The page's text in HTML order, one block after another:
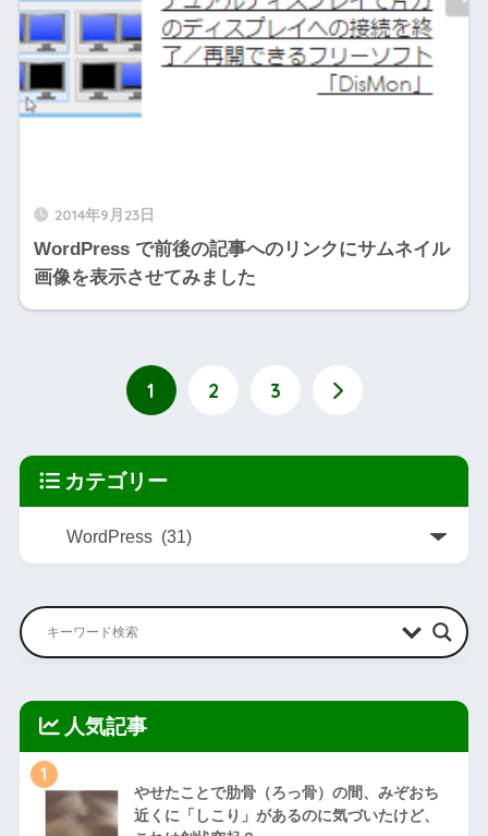
2014年9月23日
WordPress で前後の記事へのリンクにサムネイル
画像を表示させてみました
1 2 3
カテゴリー
人気記事
1
やせたことで肋骨（ろっ骨）の間、みぞおち
近くに「しこり」があるのに気づいたけど、